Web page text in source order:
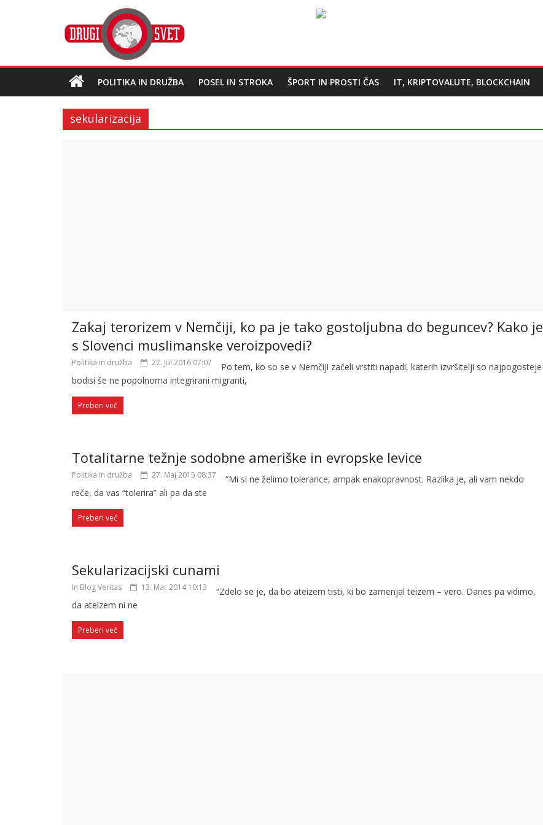
POLITIKA IN DRUŽBA POSEL IN STROKA ŠPORT IN PROSTI ČAS IT, KRIPTOVALUTE, BLOCKCHAIN
sekularizacija
Zakaj terorizem v Nemčiji, ko pa je tako gostoljubna do beguncev? Kako je
s Slovenci muslimanske veroizpovedi?
Politika in družba 27. Jul 2016 07:07
Po tem, ko so se v Nemčiji začeli vrstiti napadi, katerih izvršitelji so najpogosteje
bodisi še ne popolnoma integrirani migranti,
Preberi več
Totalitarne težnje sodobne ameriške in evropske levice
Politika in družba 27. Maj 2015 08:37
“Mi si ne želimo tolerance, ampak enakopravnost. Razlika je, ali vam nekdo
reče, da vas “tolerira” ali pa da ste
Preberi več
Sekularizacijski cunami
In Blog Veritas 13. Mar 2014 10:13
“Zdelo se je, da bo ateizem tisti, ki bo zamenjal teizem – vero. Danes pa vidimo,
da ateizem ni ne
Preberi več